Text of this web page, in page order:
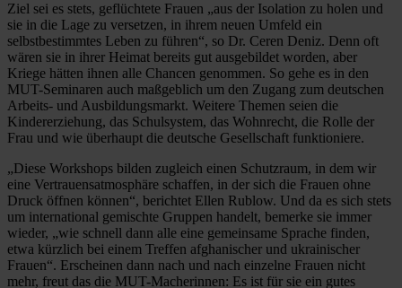
Ziel sei es stets, geflüchtete Frauen „aus der Isolation zu holen und
sie in die Lage zu versetzen, in ihrem neuen Umfeld ein
selbstbestimmtes Leben zu führen“, so Dr. Ceren Deniz. Denn oft
wären sie in ihrer Heimat bereits gut ausgebildet worden, aber
Kriege hätten ihnen alle Chancen genommen. So gehe es in den
MUT-Seminaren auch maßgeblich um den Zugang zum deutschen
Arbeits- und Ausbildungsmarkt. Weitere Themen seien die
Kindererziehung, das Schulsystem, das Wohnrecht, die Rolle der
Frau und wie überhaupt die deutsche Gesellschaft funktioniere.
„Diese Workshops bilden zugleich einen Schutzraum, in dem wir
eine Vertrauensatmosphäre schaffen, in der sich die Frauen ohne
Druck öffnen können“, berichtet Ellen Rublow. Und da es sich stets
um international gemischte Gruppen handelt, bemerke sie immer
wieder, „wie schnell dann alle eine gemeinsame Sprache finden,
etwa kürzlich bei einem Treffen afghanischer und ukrainischer
Frauen“. Erscheinen dann nach und nach einzelne Frauen nicht
mehr, freut das die MUT-Macherinnen: Es ist für sie ein gutes